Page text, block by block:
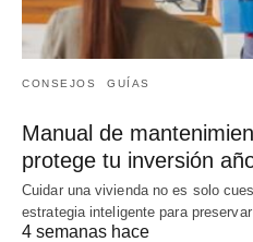
CONSEJOS GUÍAS
Manual de
protege tu inversión
Cuidar una vivienda no es solo
estrategia inteligente para
4 semanas hace